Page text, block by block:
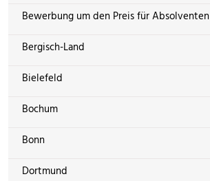
Bewerbung um den Preis für Absolventen
Bergisch-Land
Bielefeld
Bochum
Bonn
Dortmund